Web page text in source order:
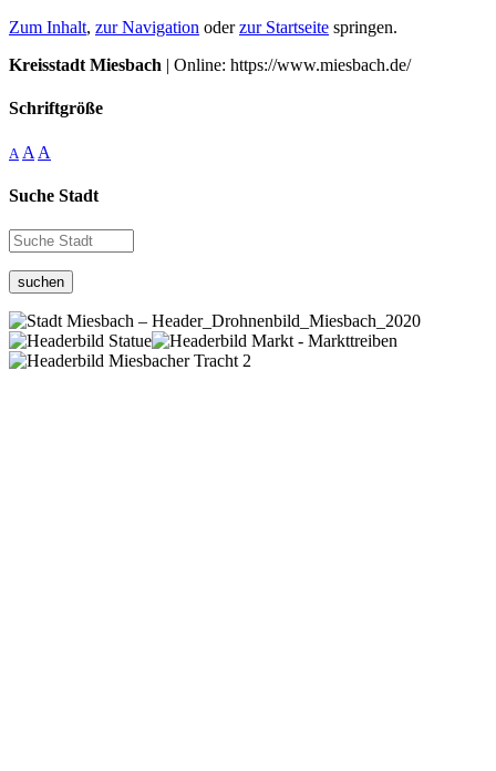
Zum Inhalt, zur Navigation oderzur Startseite springen.
Kreisstadt Miesbach | Online: https://www.miesbach.de/
Schriftgröße
A A A
Suche Stadt
suchen